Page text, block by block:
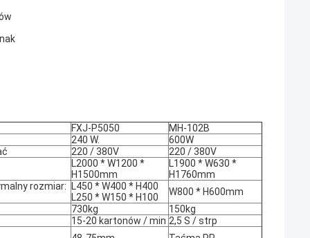
FXJ-P5050
MH-102B
240 W.
600W
220 / 380V
220 / 380V
L2000 * W1200 *
H1500mm
L1900 * W630 *
H1760mm
rozmiar:
L450 * W400 * H400
L250 * W150 * H100
W800 * H600mm
730kg
150kg
15-20 kartonów / min 2,5 S / strp